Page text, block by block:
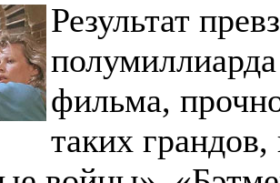
Результат
фильма,
таких